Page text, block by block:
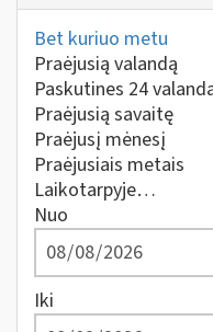
Bet kuriuo metu
Praėjusią valandą
Paskutines 24
Praėjusią savaitę
Praėjusį mėnesį
Praėjusiais metais
Laikotarpyje…
Nuo
Iki